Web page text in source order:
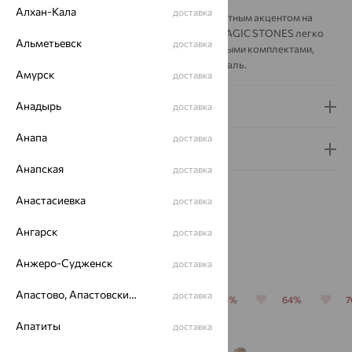
Лаконичная композиция делает брошь заметным акцентом на
одежде, не перегружая образ. Модель от MAGIC STONES легко
сочетается с повседневными и более нарядными комплектами,
добавляя им аккуратную декоративную деталь.
Доставка и оплата
Похожие изделия
64% 70% 64% 64% 64%
Алхан-Кала доставка
Альметьевск доставка
Амурск доставка
Анадырь доставка
Анапа доставка
Анапская доставка
Анастасиевка доставка
Ангарск доставка
Анжеро-Судженск доставка
Апастово, Апастовский район доставка
Апатиты доставка